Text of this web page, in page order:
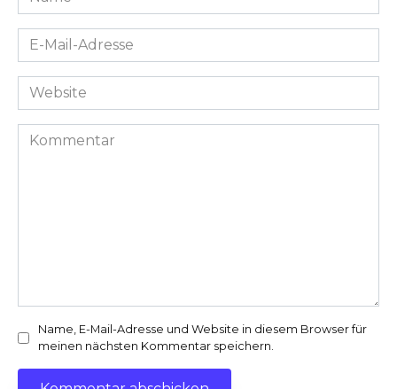
*
E-
Mail-
Adresse
Website
Kommentar
Name, E-Mail-Adresse und Website in diesem Browser für
meinen nächsten Kommentar speichern.